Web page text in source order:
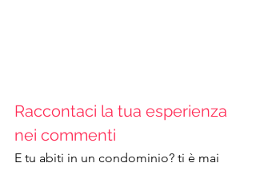
Raccontaci la tua esperienza
nei commenti
E tu abiti in un condominio? ti è mai